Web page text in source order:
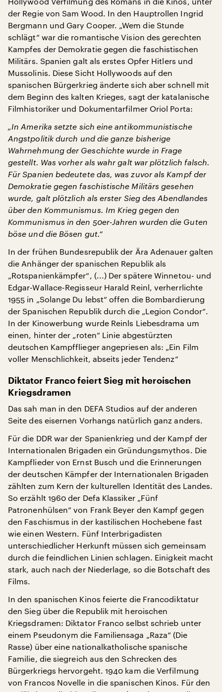
der Regie von Sam Wood. In den Hauptrollen Ingrid
Bergmann und Gary Cooper. „Wem die Stunde
schlägt“ war die romantische Vision des gerechten
Kampfes der Demokratie gegen die faschistischen
Militärs. Spanien galt als erstes Opfer Hitlers und
Mussolinis. Diese Sicht Hollywoods auf den
spanischen Bürgerkrieg änderte sich aber schnell mit
dem Beginn des kalten Krieges, sagt der katalanische
Filmhistoriker und Dokumentarfilmer Oriol Porta:
„In Amerika setzte sich eine antikommunistische
Angstpolitik durch und die ganze bisherige
Wahrnehmung der Geschichte wurde in Frage
gestellt. Was vorher als wahr galt war plötzlich falsch.
Für Spanien bedeutete das, was zuvor als Kampf der
Demokratie gegen faschistische Militärs gesehen
wurde, galt plötzlich als erster Sieg des Abendlandes
über den Kommunismus. Im Krieg gegen den
Kommunismus in den 50er-Jahren wurden die Guten
böse und die Bösen gut.“
In der frühen Bundesrepublik der Ära Adenauer galten
die Anhänger der spanischen Republik als
„Rotspanienkämpfer“, (...) Der spätere Winnetou- und
Edgar-Wallace-Regisseur Harald Reinl, verherrlichte
1955 in „Solange Du lebst“ offen die Bombardierung
der Spanischen Republik durch die „Legion Condor“.
In der Kinowerbung wurde Reinls Liebesdrama um
einen, hinter der „roten“ Linie abgestürzten
deutschen Kampfflieger angepriesen als: „Ein Film
voller Menschlichkeit, abseits jeder Tendenz“
Diktator Franco feiert Sieg mit heroischen
Kriegsdramen
Das sah man in den DEFA Studios auf der anderen
Seite des eisernen Vorhangs natürlich ganz anders.
Für die DDR war der Spanienkrieg und der Kampf der
Internationalen Brigaden ein Gründungsmythos. Die
Kampflieder von Ernst Busch und die Erinnerungen
der deutschen Kämpfer der Internationalen Brigaden
zählten zum Kern der kulturellen Identität des Landes.
So erzählt 1960 der Defa Klassiker „Fünf
Patronenhülsen“ von Frank Beyer den Kampf gegen
den Faschismus in der kastilischen Hochebene fast
wie einen Western. Fünf Interbrigadisten
unterschiedlicher Herkunft müssen sich gemeinsam
durch die feindlichen Linien schlagen. Einigkeit macht
stark, auch nach der Niederlage, so die Botschaft des
Films.
In den spanischen Kinos feierte die Francodiktatur
den Sieg über die Republik mit heroischen
Kriegsdramen: Diktator Franco selbst schrieb unter
einem Pseudonym die Familiensaga „Raza“ (Die
Rasse) über eine nationalkatholische spanische
Familie, die siegreich aus den Schrecken des
Bürgerkriegs hervorgeht. 1940 kam die Verfilmung
von Francos Novelle in die spanischen Kinos. Für den